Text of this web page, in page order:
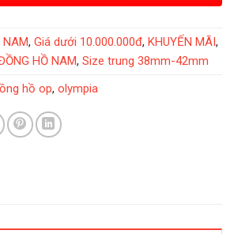
NAM, Giá dưới 10.000.000đ, KHUYẾN MÃI,
HỒ NAM, Size trung 38mm-42mm
hồ op, olympia